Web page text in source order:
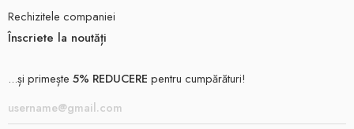
Rechizitele companiei
Înscriete la noutăți
...și primește 5% REDUCERE pentru cumpărături!